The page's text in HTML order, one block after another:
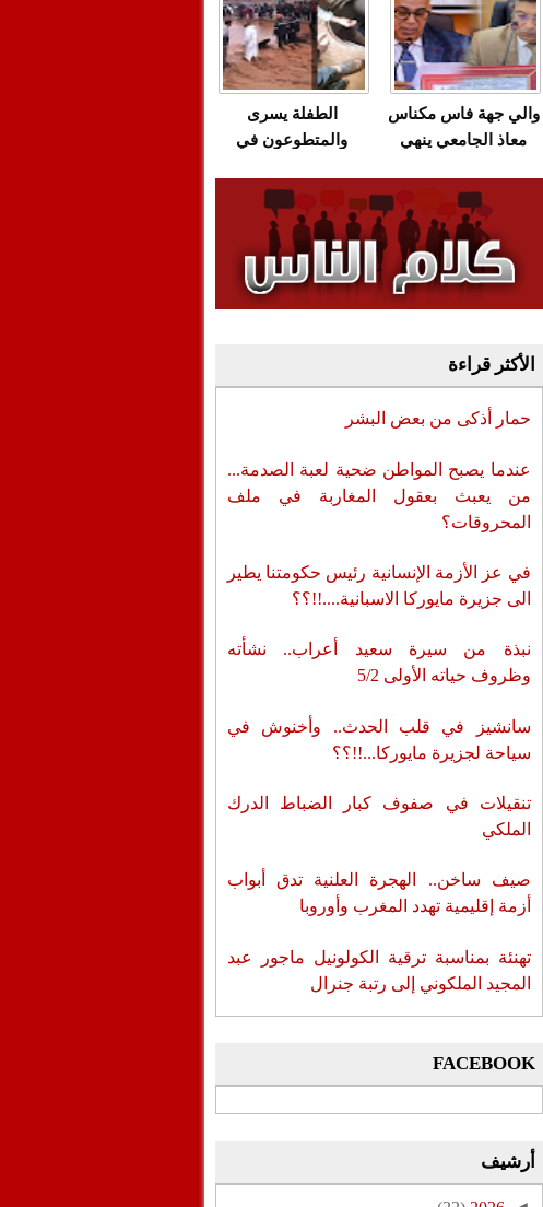
والحملات الانتخابية
المبكرة(فيديو)
الصامت والتراشق
بـ"الصناديق"/أخنوش
يرد بالصمت المريب
الطفلة يسرى
والمتطوعون في
وقنوات صرف صحي
تقتل والمحاسبة يجب
أن تطال المسؤولين
والي جهة فاس مكناس
معاذ الجامعي ينهي
والعمال مع شركة
سيتي باص + وثيقة
وفيديو
الأكثر قراءة
حمار أذكى من بعض البشر
عندما يصبح المواطن ضحية لعبة الصدمة...
من يعبث بعقول المغاربة في ملف
المحروقات؟
في عز الأزمة الإنسانية رئيس حكومتنا يطير
الى جزيرة مايوركا الاسبانية....!!؟؟
نبذة من سيرة سعيد أعراب.. نشأته
وظروف حياته الأولى 5/2
سانشيز في قلب الحدث.. وأخنوش في
سياحة لجزيرة مايوركا...!!؟؟
تنقيلات في صفوف كبار الضباط الدرك
الملكي
صيف ساخن.. الهجرة العلنية تدق أبواب
أزمة إقليمية تهدد المغرب وأوروبا
تهنئة بمناسبة ترقية الكولونيل ماجور عبد
المجيد الملكوني إلى رتبة جنرال
FACEBOOK
أرشيف